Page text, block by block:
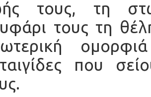
τους, τη
τους τη
που